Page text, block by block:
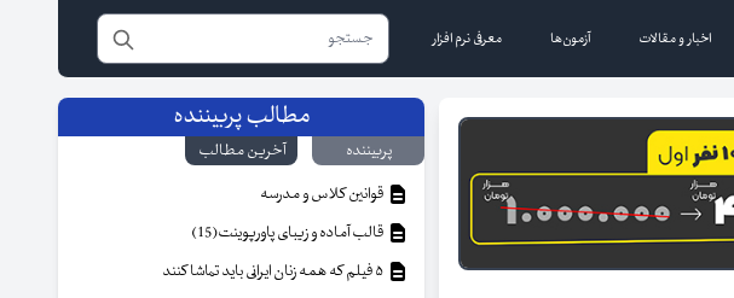
اخبار و مقالات آزمون‌ها معرفی نرم افزار
مطالب پربیننده
پربیننده
آخرین مطالب
قوانین کلاس و مدرسه
قالب آماده و زیبای پاورپوینت(15)